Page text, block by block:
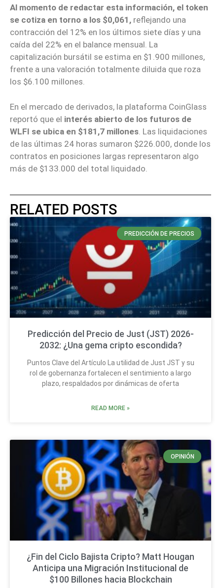
Al momento de redactar esta información, el token
se cotiza en torno a los $0,061, reflejando una
contracción del 12% en los últimos siete días y una
caída del 22% en el balance mensual. La
capitalización bursátil se estima en $1.900 millones,
frente a una valoración totalmente diluida que roza
los $6.100 millones.
En el mercado de derivados, la plataforma CoinGlass
reportó que el interés abierto de los futuros de
WLFI se ubica en $181,7 millones . Las liquidaciones
de las últimas 24 horas sumaron $226.000, donde los
contratos en posiciones largas representaron algo
más de $133.000 del total liquidado.
RELATED POSTS
PREDICCIÓN DE PRECIOS
Predicción del Precio de Just (JST) 2026-
2032: ¿Una gema cripto escondida?
Puntos Clave del Artículo La utilidad de Just JST y su
rol de gobernanza fortalecen el sentimiento a largo
plazo, respaldados por dinámicas de oferta
READ MORE »
OPINIÓN
¿Fin del Ciclo Bajista Cripto? Matt Hougan
Anticipa una Migración Institucional de
$100 Billones hacia Blockchain